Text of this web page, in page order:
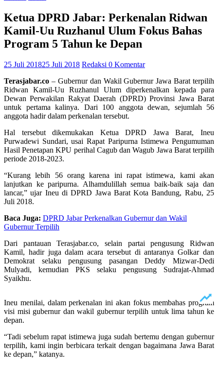
Ketua DPRD Jabar: Perkenalan Ridwan
Kamil-Uu Ruzhanul Ulum Fokus Bahas
Program 5 Tahun ke Depan
25 Juli 201825 Juli 2018 Redaksi 0 Komentar
Terasjabar.co – Gubernur dan Wakil Gubernur Jawa Barat terpilih
Ridwan Kamil-Uu Ruzhanul Ulum diperkenalkan kepada para
Dewan Perwakilan Rakyat Daerah (DPRD) Provinsi Jawa Barat
untuk pertama kalinya. Dari 100 anggota dewan, sejumlah 56
anggota hadir dalam perkenalan tersebut.
Hal tersebut dikemukakan Ketua DPRD Jawa Barat, Ineu
Purwadewi Sundari, usai Rapat Paripurna Istimewa Pengumuman
Hasil Penetapan KPU perihal Cagub dan Wagub Jawa Barat terpilih
periode 2018-2023.
“Kurang lebih 56 orang karena ini rapat istimewa, kami akan
lanjutkan ke paripurna. Alhamdulillah semua baik-baik saja dan
lancar,” ujar Ineu di DPRD Jawa Barat Kota Bandung, Rabu, 25
Juli 2018.
Baca Juga: DPRD Jabar Perkenalkan Gubernur dan Wakil
Gubernur Terpilih
Dari pantauan Terasjabar.co, selain partai pengusung Ridwan
Kamil, hadir juga dalam acara tersebut di antaranya Golkar dan
Demokrat selaku pengusung pasangan Deddy Mizwar-Dedi
Mulyadi, kemudian PKS selaku pengusung Sudrajat-Ahmad
Syaikhu.
Ineu menilai, dalam perkenalan ini akan fokus membahas program
visi misi gubernur dan wakil gubernur terpilih untuk lima tahun ke
depan.
“Tadi sebelum rapat istimewa juga sudah bertemu dengan gubernur
terpilih, kami ingin berbicara terkait dengan bagaimana Jawa Barat
ke depan,” katanya.